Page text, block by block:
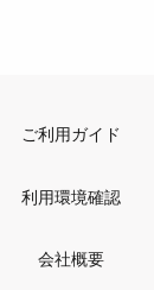
ご利用ガイド
利用環境確認
会社概要